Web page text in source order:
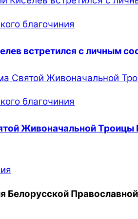
благочиния
встретился с личным
благочиния
Живоначальной Троицы
Белорусской